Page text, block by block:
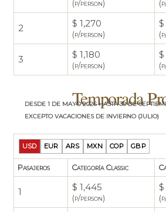
(p/person)
2 $ 1,270
(p/person)
$
3 $ 1,180
(p/person)
$
Temporada
desde 1 de mayo 2026 hasta 30 de
excepto vacaciones de invierno (julio)
USD EUR ARS MXN COP GBP
Pasajeros Categoría Classic
1 $ 1,445
(p/person)
$